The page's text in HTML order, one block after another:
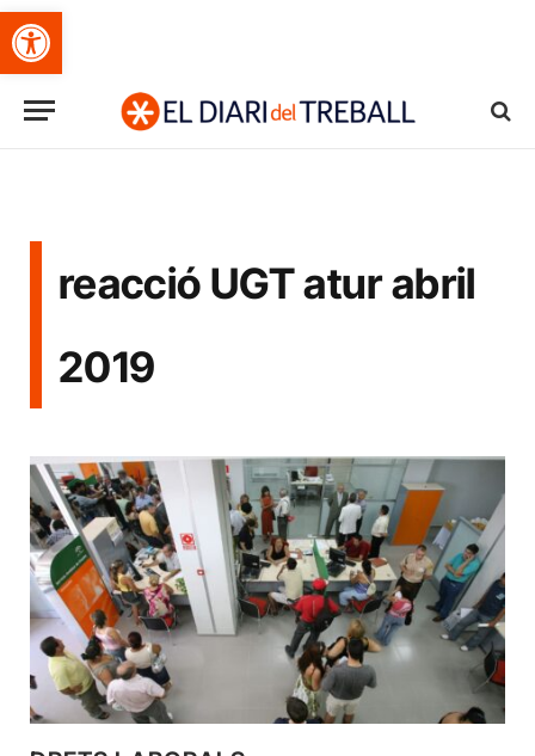
Obre la barra d'eines
reacció UGT atur abril
2019